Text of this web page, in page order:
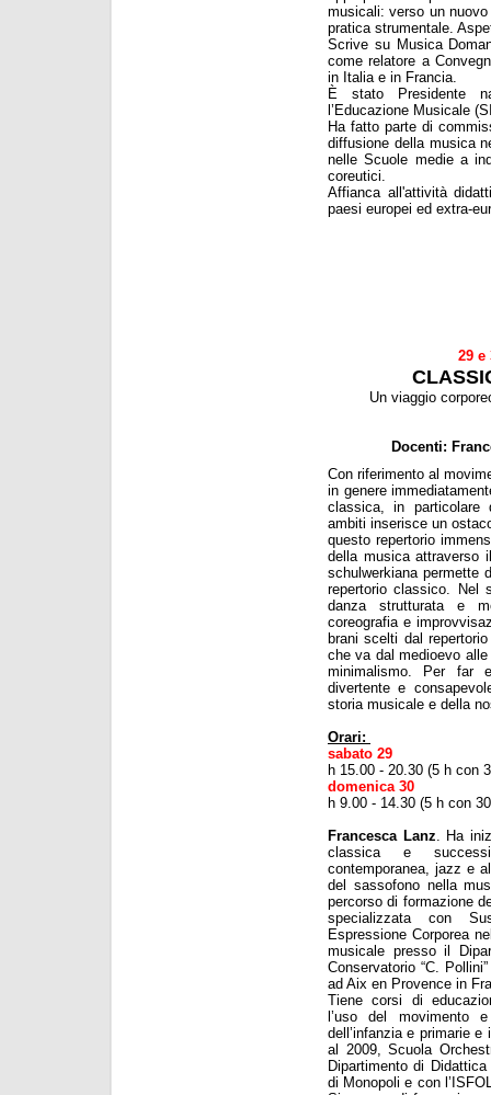
musicali: verso un
pratica strumentale.
Scrive su Musica
come relatore a
in Italia e in Francia.
È stato Presidente
l’Educazione Musicale
Ha fatto parte di
diffusione della musica
nelle Scuole medie a
coreutici.
Affianca all'attività
paesi europei ed extra-
29 e
Un viaggio
Docenti:
Con riferimento al
in genere
classica, in particolare
ambiti inserisce un
questo repertorio
della musica attraverso
schulwerkiana permette
repertorio classico. Nel
danza strutturata e
coreografia e
brani scelti dal
che va dal medioevo
minimalismo. Per far
divertente e
storia musicale e della
Orari:
sabato 29
h 15.00 - 20.30 (5 h con
domenica 30
h 9.00 - 14.30 (5 h con
Francesca Lanz. Ha
classica e
contemporanea, jazz e
del sassofono nella
percorso di formazione
specializzata con
Espressione Corporea
musicale presso il
Conservatorio “C.
ad Aix en Provence in
Tiene corsi di
l’uso del movimento
dell’infanzia e primarie
al 2009, Scuola
Dipartimento di
di Monopoli e con